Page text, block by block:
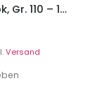
Kleid “PIA” – Schnitt & E-Book, Gr. 110 – 152
Versand